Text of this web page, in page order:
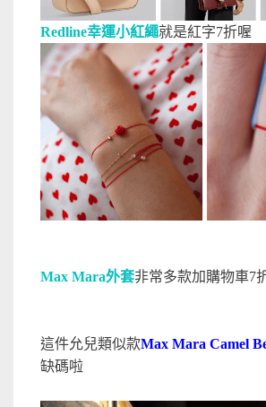
Redline幸運小紅繩就是紅字7折喔
Max Mara外套非常多款加購物車7
這件允兒類似款Max Mara Camel
缺碼啦